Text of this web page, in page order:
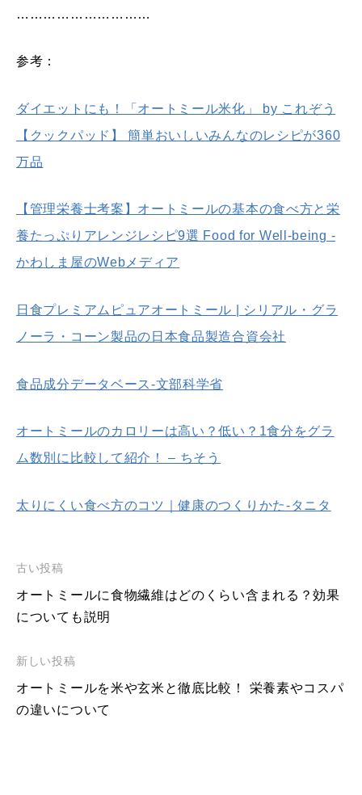
…………………………
参考：
ダイエットにも！「オートミール米化」 by これぞう
【クックパッド】 簡単おいしいみんなのレシピが360
万品
【管理栄養士考案】オートミールの基本の食べ方と栄
養たっぷりアレンジレシピ9選 Food for Well-being -
かわしま屋のWebメディア
日食プレミアムピュアオートミール | シリアル・グラ
ノーラ・コーン製品の日本食品製造合資会社
食品成分データベース-文部科学省
オートミールのカロリーは高い？低い？1食分をグラ
ム数別に比較して紹介！ – ちそう
太りにくい食べ方のコツ｜健康のつくりかた-タニタ
古い投稿
オートミールに食物繊維はどのくらい含まれる？効果
についても説明
新しい投稿
オートミールを米や玄米と徹底比較！ 栄養素やコスパ
の違いについて